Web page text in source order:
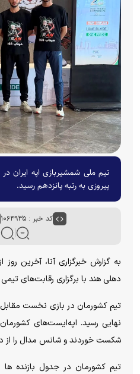
تیم ملی شمشیربازی اپه ایران
پیروزی به رتبه پانزدهم رسید.
کد خبر : ۱۰۶۴۹۳۵
به گزارش خبرگزاری آنا، آخرین
دهلی هند با برگزاری رقابت‌های تیمی
تیم کشورمان در بازی نخست مقابل
نهایی رسید. اپه‌ایست‌های
شکست خوردند و شانس مدال را از
تیم کشورمان در جدول بازنده